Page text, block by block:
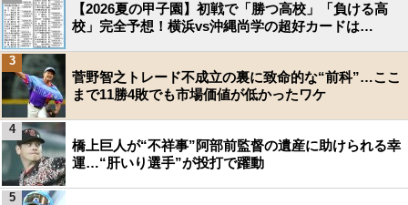
【2026夏の甲子園】初戦で「勝つ高校」「負ける高
校」完全予想！横浜vs沖縄尚学の超好カードは…
菅野智之トレード不成立の裏に致命的な“前科”…ここ
まで11勝4敗でも市場価値が低かったワケ
3
橋上巨人が“不祥事”阿部前監督の遺産に助けられる幸
運…“肝いり選手”が投打で躍動
4
5